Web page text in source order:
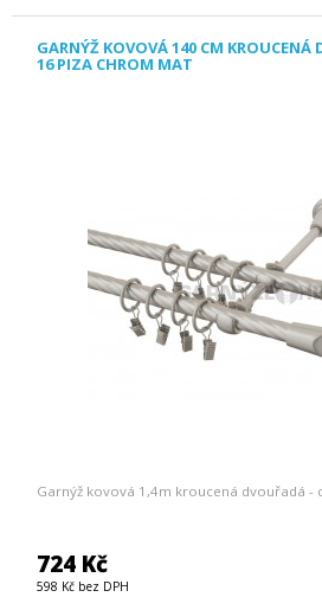
GARNÝŽ KOVOVÁ 140 CM
16 PIZA CHROM MAT
Garnýž kovová 1,4m kroucená dvouřadá -
724 Kč
598 Kč bez DPH